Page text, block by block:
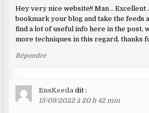
Hey very nice website!! Man .. Excellent
bookmark your blog and take the feeds
find a lot of useful info here in the post,
more techniques in this regard, thanks
Répondre
EnsKeeda dit :
13/09/2022 à 20 h 42 min